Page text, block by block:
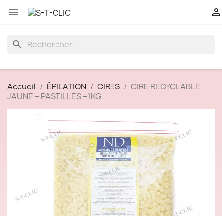
 
search
Accueil ÉPILATION CIRES
CIRE RECYCLABLE
JAUNE – PASTILLES –1KG